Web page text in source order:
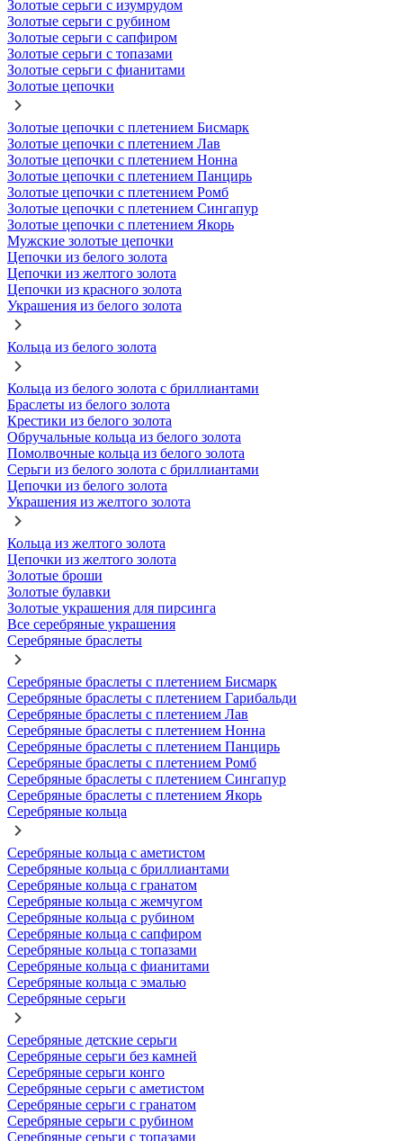
Золотые серьги с изумрудом
Золотые серьги с рубином
Золотые серьги с сапфиром
Золотые серьги с топазами
Золотые серьги с фианитами
Золотые цепочки
Золотые цепочки с плетением Бисмарк
Золотые цепочки с плетением Лав
Золотые цепочки с плетением Нонна
Золотые цепочки с плетением Панцирь
Золотые цепочки с плетением Ромб
Золотые цепочки с плетением Сингапур
Золотые цепочки с плетением Якорь
Мужские золотые цепочки
Цепочки из белого золота
Цепочки из желтого золота
Цепочки из красного золота
Украшения из белого золота
Кольца из белого золота
Кольца из белого золота с бриллиантами
Браслеты из белого золота
Крестики из белого золота
Обручальные кольца из белого золота
Помолвочные кольца из белого золота
Серьги из белого золота с бриллиантами
Цепочки из белого золота
Украшения из желтого золота
Кольца из желтого золота
Цепочки из желтого золота
Золотые броши
Золотые булавки
Золотые украшения для пирсинга
Все серебряные украшения
Серебряные браслеты
Серебряные браслеты с плетением Бисмарк
Серебряные браслеты с плетением Гарибальди
Серебряные браслеты с плетением Лав
Серебряные браслеты с плетением Нонна
Серебряные браслеты с плетением Панцирь
Серебряные браслеты с плетением Ромб
Серебряные браслеты с плетением Сингапур
Серебряные браслеты с плетением Якорь
Серебряные кольца
Серебряные кольца с аметистом
Серебряные кольца с бриллиантами
Серебряные кольца с гранатом
Серебряные кольца с жемчугом
Серебряные кольца с рубином
Серебряные кольца с сапфиром
Серебряные кольца с топазами
Серебряные кольца с фианитами
Серебряные кольца с эмалью
Серебряные серьги
Серебряные детские серьги
Серебряные серьги без камней
Серебряные серьги конго
Серебряные серьги с аметистом
Серебряные серьги с гранатом
Серебряные серьги с рубином
Серебряные серьги с топазами